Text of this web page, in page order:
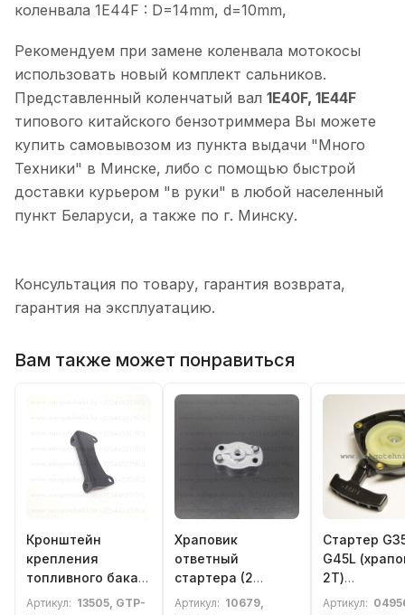
коленвала 1E44F : D=14mm, d=10mm,
Рекомендуем при замене коленвала мотокосы
использовать новый комплект сальников.
Представленный коленчатый вал 1E40F, 1E44F
типового китайского бензотриммера Вы можете
купить самовывозом из пункта выдачи "Много
Техники" в Минске, либо с помощью быстрой
доставки курьером "в руки" в любой населенный
пункт Беларуси, а также по г. Минску.
Консультация по товару, гарантия возврата,
гарантия на эксплуатацию.
Вам также может понравиться
Кронштейн
крепления
топливного бака
под 4 винта
Артикул: 13505, GTP-
Храповик
ответный
стартера (2
зацепа) для
Артикул: 10679,
Стартер
G45L
2Т)
Артикул: